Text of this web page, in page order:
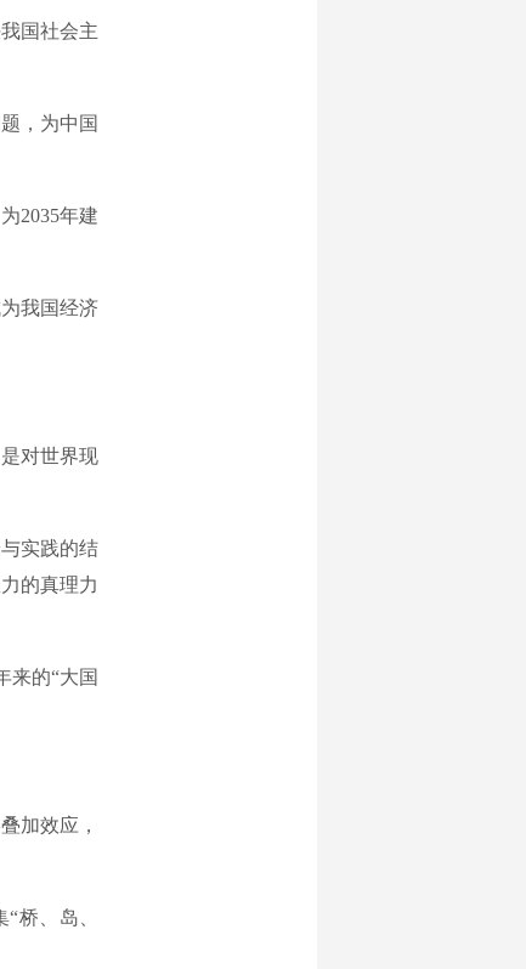
国社会主
，为中国
2035年建
我国经济
对世界现
实践的结
的真理力
的“大国
加效应，
桥、岛、